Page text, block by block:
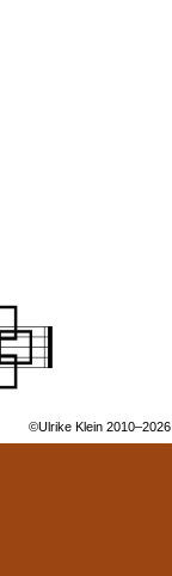
©Ulrike Klein 2010–2026